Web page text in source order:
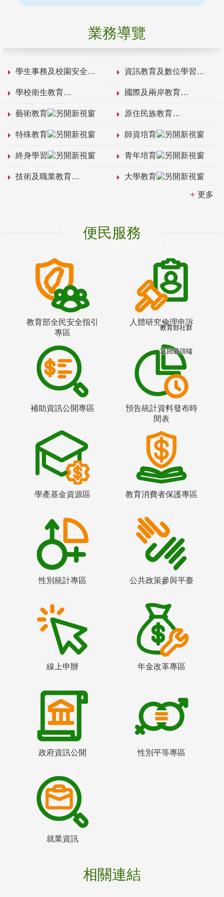
業務導覽
學生事務及校園安全 資訊教育及數位學習
學校衛生教育 國際及兩岸教育
藝術教育 原住民族教育
特殊教育 師資培育
終身學習 青年培育
技術及職業教育 大學教育
更多
便民服務
教育部全民安全指引
專區
人體研究倫理申訴
補助資訊公開專區
預告統計資料發布時
間表
學產基金資源區 教育消費者保護專區
性別統計專區 公共政策參與平臺
線上申辦 年金改革專區
政府資訊公開 性別平等專區
就業資訊
相關連結
教育部社群
返回最頂端